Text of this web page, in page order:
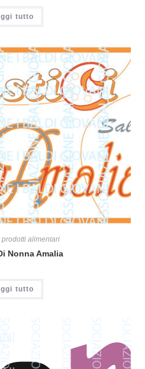
tutto
alimentari
Nonna Amalia
tutto